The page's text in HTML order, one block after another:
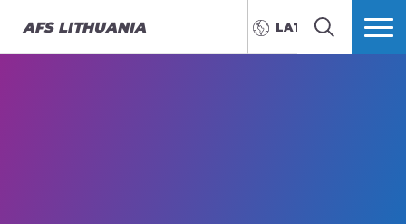
AFS LITHUANIA LATVIEŠU
MEKLĒT VAIRĀK